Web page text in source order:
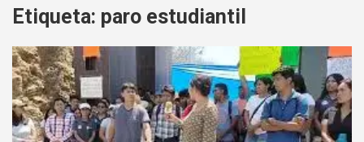
Etiqueta: paro estudiantil